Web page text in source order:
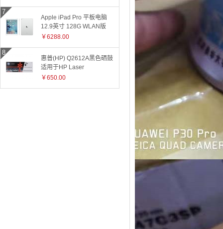
Apple iPad Pro 平板电脑
12.9英寸 128G WLAN版
ML0Q2CH 银色
￥6288.00
惠普(HP) Q2612A黑色硒鼓
适用于HP Laser
Jet1010/1015/1018/1020plus/1022/3015/3020/3030/050/3050z/
￥650.00